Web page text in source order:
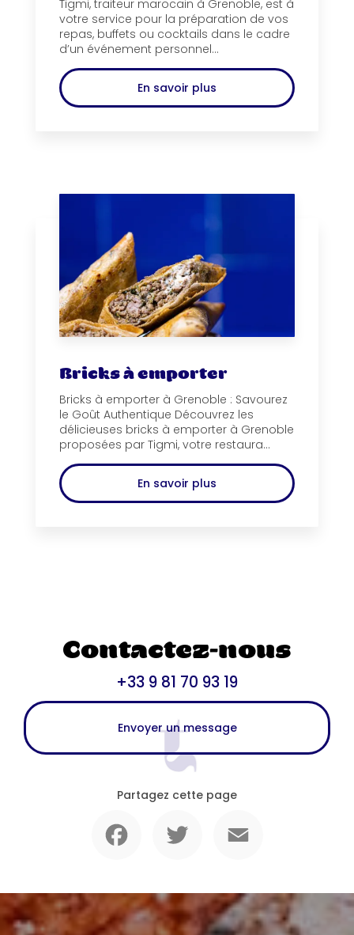
Tigmi, traiteur marocain à Grenoble, est à
votre service pour la préparation de vos
repas, buffets ou cocktails dans le cadre
d’un événement personnel...
En savoir plus
Bricks à emporter
Bricks à emporter à Grenoble : Savourez
le Goût Authentique Découvrez les
délicieuses bricks à emporter à Grenoble
proposées par Tigmi, votre restaura...
En savoir plus
Contactez-nous
+33 9 81 70 93 19
Envoyer un message
Partagez cette page